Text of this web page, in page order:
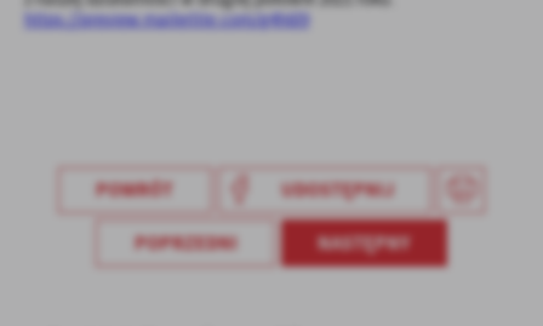
Firmy te działają w charakterze pośredników prezentujących nasze
treści w postaci wiadomości, ofert, komunikatów mediów
https://preview.mailerlite.com/g4h6l9
POWRÓT UDOSTĘPNIJ
POPRZEDNI NASTĘPNY